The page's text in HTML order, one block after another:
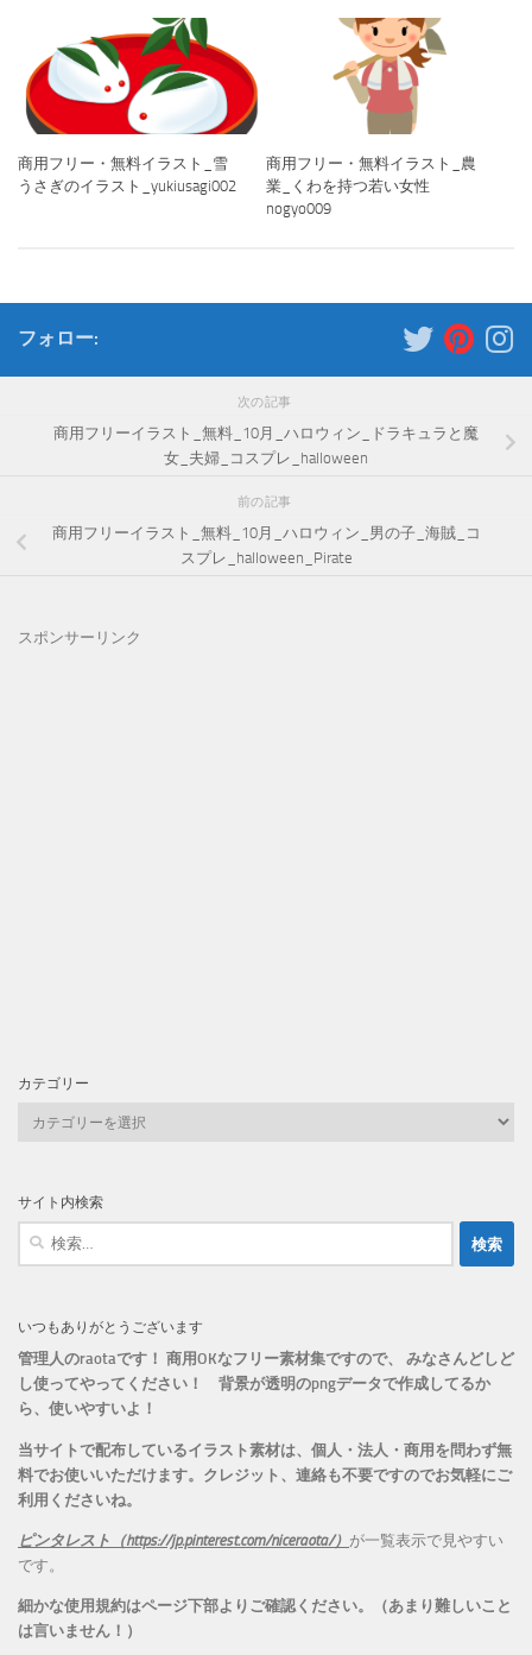
商用フリー・無料イラスト_雪
うさぎのイラスト_yukiusagi002
商用フリー・無料イラスト_農
業_くわを持つ若い女性
nogyo009
フォロー:
次の記事
商用フリーイラスト_無料_10月_ハロウィン_ドラキュラと魔
女_夫婦_コスプレ_halloween
前の記事
商用フリーイラスト_無料_10月_ハロウィン_男の子_海賊_コ
スプレ_halloween_Pirate
スポンサーリンク
カテゴリー
ー
サイト内検索
検
いつもありがとうございます
管理人のraotaです！ 商用OKなフリー素材集ですので、 みなさんどしど
し使ってやってください！ 背景が透明のpngデータで作成してるか
ら、 使いやすいよ！
当サイトで配布しているイラスト素材は、個人・法人・商用を問わず無
料でお使いいただけます。 クレジット、連絡も不要ですのでお気軽にご
利用くださいね。
ピンタレスト（https://jp.pinterest.com/niceraota/） が一覧表示で見やすい
です。
細かな使用規約はページ下部よりご確認ください。（あまり難しいこと
は言いません！）